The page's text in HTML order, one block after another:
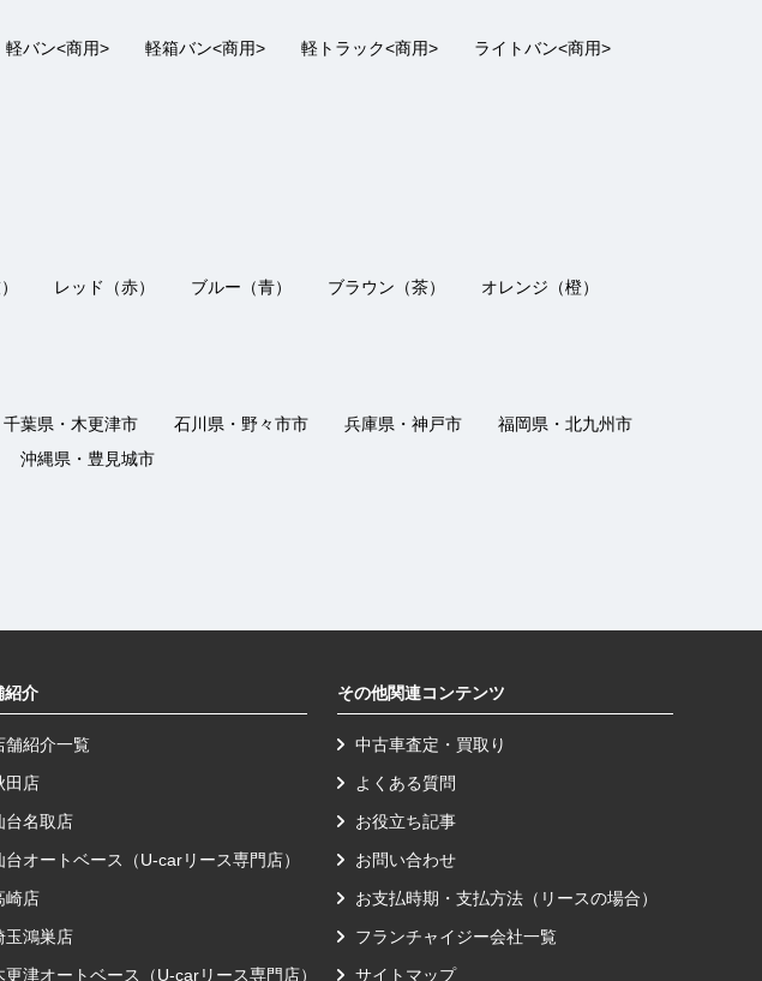
つ丁寧な対応をして頂きました。今後も何かあった際にいろいろご相談させて頂き
軽バン<商用> 軽箱バン<商用> 軽トラック<商用>
ライトバン<商用>
レッド（赤） ブルー（青） ブラウン（茶）
オレンジ（橙）
千葉県・木更津市 石川県・野々市市 兵庫県・神戸市
福岡県・北九州市
沖縄県・豊見城市
紹介
舗紹介一覧
田店
台名取店
台オートベース（U-carリース専門店）
崎店
玉鴻巣店
更津オートベース（U-carリース専門店）
その他関連コンテンツ
中古車査定・買取り
よくある質問
お役立ち記事
お問い合わせ
お支払時期・支払方法（リースの場合）
フランチャイジー会社一覧
サイトマップ